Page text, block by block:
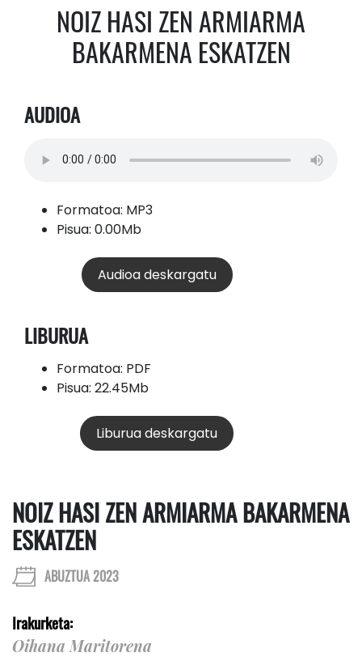
NOIZ HASI ZEN ARMIARMA
BAKARMENA ESKATZEN
NOIZ HASI ZEN ARMIARMA BAKARMENA
ESKATZEN
ABUZTUA 2023
Irakurketa:
Oihana Maritorena
LIBURUA
Formatoa: PDF
Pisua: 22.45Mb
Liburua deskargatu
AUDIOA
Formatoa: MP3
Pisua: 0.00Mb
Audioa deskargatu